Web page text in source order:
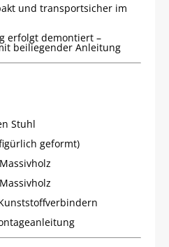
und transportsicher im
erfolgt demontiert –
beiliegender Anleitung
Stuhl
geformt)